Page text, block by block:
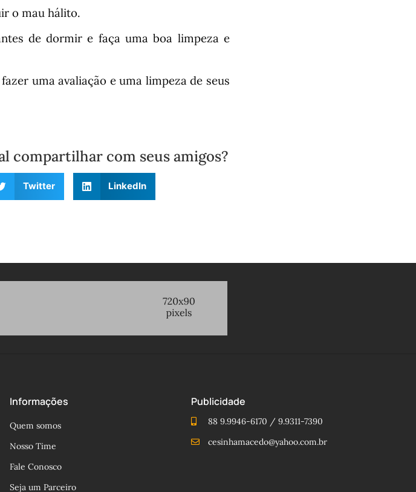
o mau hálito.
de dormir e faça uma boa limpeza e
uma avaliação e uma limpeza de seus
compartilhar com seus amigos?
Twitter LinkedIn
Informações
Quem somos
Nosso Time
Fale Conosco
Seja um Parceiro
Publicidade
88 9.9946-6170 / 9.9311-7390
cesinhamacedo@yahoo.com.br